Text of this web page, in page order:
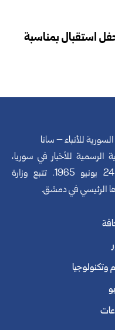
استقبال بمناسبة
السورية للأنباء – سانا
الرسمية للأخبار في سوريا،
تأسست في 24 يونيو 1965. تتبع وزارة
الرئيسي في دمشق.
وتكنولوجيا